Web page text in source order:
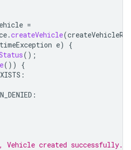
=
.createVehicle(
e)
{
();
())
{
:
:
created successfully.